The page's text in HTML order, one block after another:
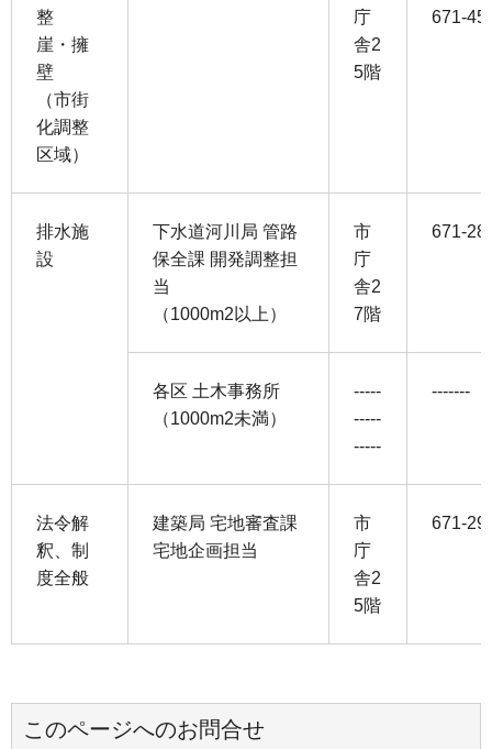
整
崖・擁
壁
（市街
化調整
区域）
庁
舎2
5階
671-
排水施
設
下水道河川局 管路
保全課 開発調整担
当
（1000m2以上）
市
庁
舎2
7階
671-
各区 土木事務所
（1000m2未満）
-----
-----
-----
-------
法令解
釈、制
度全般
建築局 宅地審査課
宅地企画担当
市
庁
舎2
5階
671-
このページへのお問合せ